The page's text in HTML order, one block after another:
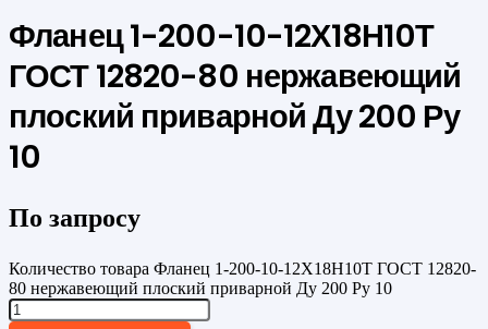
Фланец 1-200-10-12Х18Н10Т
ГОСТ 12820-80 нержавеющий
плоский приварной Ду 200 Ру
10
По запросу
Количество товара Фланец 1-200-10-12Х18Н10Т ГОСТ 12820-
80 нержавеющий плоский приварной Ду 200 Ру 10